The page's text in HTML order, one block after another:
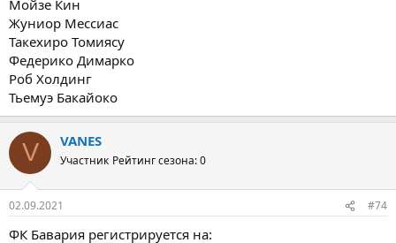
Мойзе Кин
Жуниор Мессиас
Такехиро Томиясу
Федерико Димарко
Роб Холдинг
Тьемуэ Бакайоко
V VANES
Участник Рейтинг сезона: 0
02.09.2021 #74
ФК Бавария регистрируется на: